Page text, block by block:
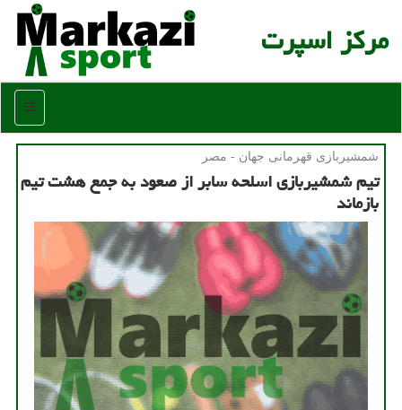
مركز اسپرت
منو
شمشیربازی قهرمانی جهان - مصر
تیم شمشیربازی اسلحه سابر از صعود به جمع هشت تیم
بازماند